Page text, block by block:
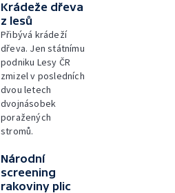
Krádeže dřeva
z lesů
Přibývá krádeží
dřeva. Jen státnímu
podniku Lesy ČR
zmizel v posledních
dvou letech
dvojnásobek
poražených
stromů.
Národní
screening
rakoviny plic